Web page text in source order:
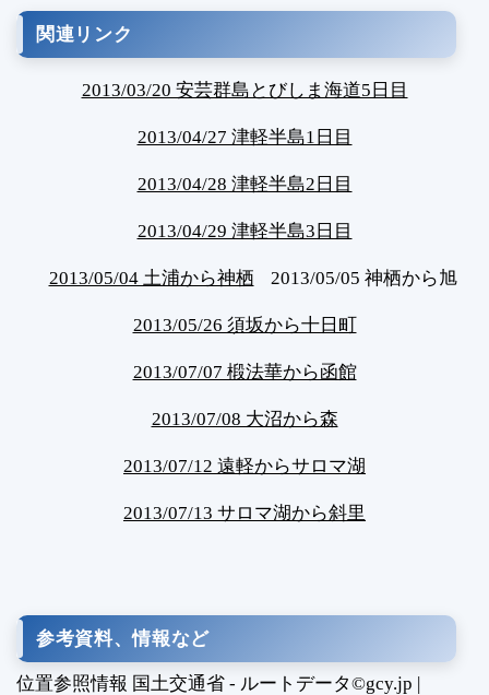
関連リンク
2013/03/20 安芸群島とびしま海道5日目
2013/04/27 津軽半島1日目
2013/04/28 津軽半島2日目
2013/04/29 津軽半島3日目
2013/05/04 土浦から神栖 2013/05/05 神栖から旭
2013/05/26 須坂から十日町
2013/07/07 椴法華から函館
2013/07/08 大沼から森
2013/07/12 遠軽からサロマ湖
2013/07/13 サロマ湖から斜里
参考資料、情報など
位置参照情報 国土交通省 - ルートデータ©gcy.jp |